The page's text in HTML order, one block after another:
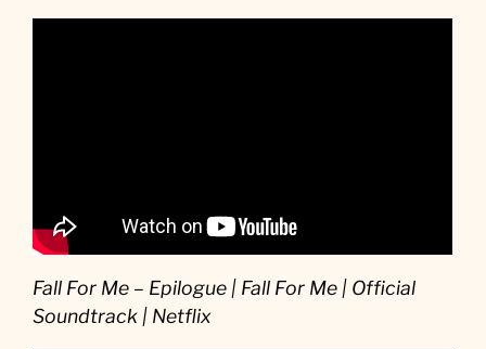
Fall For Me – Epilogue | Fall For Me | Official
Soundtrack | Netflix